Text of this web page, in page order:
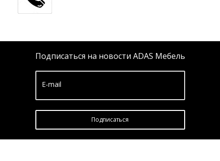
Подписаться на новости ADAS Мебель
E-mail
Подписатьcя